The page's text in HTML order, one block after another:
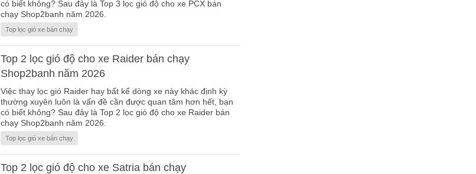
có biết không? Sau đây là Top 3 lọc gió độ cho xe PCX bán
chạy Shop2banh năm 2026.
Top lọc gió xe bán chạy
Top 2 lọc gió độ cho xe Raider bán chạy
Shop2banh năm 2026
Việc thay lọc gió Raider hay bất kể dòng xe này khác định kỳ
thường xuyên luôn là vấn đề cần được quan tâm hơn hết, bạn
có biết không? Sau đây là Top 2 lọc gió độ cho xe Raider bán
chạy Shop2banh năm 2026.
Top lọc gió xe bán chạy
Top 2 lọc gió độ cho xe Satria bán chạy